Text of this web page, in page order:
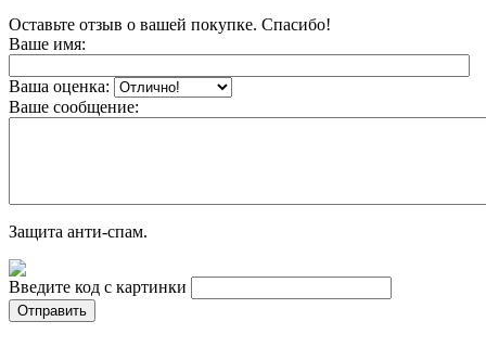
Оставьте отзыв о вашей покупке. Спасибо!
Ваше имя:
Ваша оценка:
Ваше сообщение:
Защита анти-спам.
Введите код с картинки